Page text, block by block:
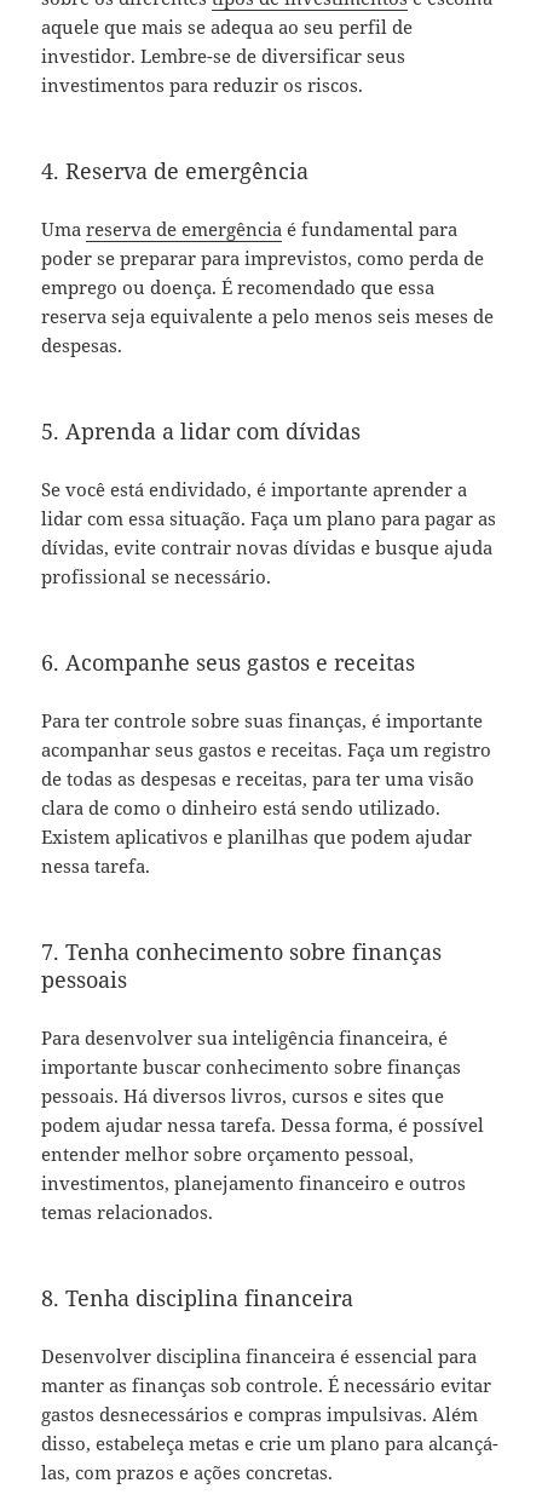
aquele que mais se adequa ao seu perfil de
investidor. Lembre-se de diversificar seus
investimentos para reduzir os riscos.
4. Reserva de emergência
Umareserva de emergência é fundamental para
poder se preparar para imprevistos, como perda de
emprego ou doença. É recomendado que essa
reserva seja equivalente a pelo menos seis meses de
despesas.
5. Aprenda a lidar com dívidas
Se você está endividado, é importante aprender a
lidar com essa situação. Faça um plano para pagar as
dívidas, evite contrair novas dívidas e busque ajuda
profissional se necessário.
6. Acompanhe seus gastos e receitas
Para ter controle sobre suas finanças, é importante
acompanhar seus gastos e receitas. Faça um registro
de todas as despesas e receitas, para ter uma visão
clara de como o dinheiro está sendo utilizado.
Existem aplicativos e planilhas que podem ajudar
nessa tarefa.
7. Tenha conhecimento sobre finanças
pessoais
Para desenvolver sua inteligência financeira, é
importante buscar conhecimento sobre finanças
pessoais. Há diversos livros, cursos e sites que
podem ajudar nessa tarefa. Dessa forma, é possível
entender melhor sobre orçamento pessoal,
investimentos, planejamento financeiro e outros
temas relacionados.
8. Tenha disciplina financeira
Desenvolver disciplina financeira é essencial para
manter as finanças sob controle. É necessário evitar
gastos desnecessários e compras impulsivas. Além
disso, estabeleça metas e crie um plano para alcançá-
las, com prazos e ações concretas.